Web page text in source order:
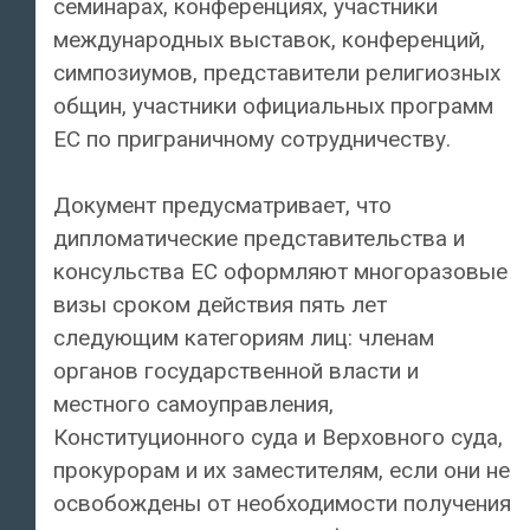
семинарах, конференциях, участники
международных выставок, конференций,
симпозиумов, представители религиозных
общин, участники официальных программ
ЕС по приграничному сотрудничеству.
Документ предусматривает, что
дипломатические представительства и
консульства ЕС оформляют многоразовые
визы сроком действия пять лет
следующим категориям лиц: членам
органов государственной власти и
местного самоуправления,
Конституционного суда и Верховного суда,
прокурорам и их заместителям, если они не
освобождены от необходимости получения